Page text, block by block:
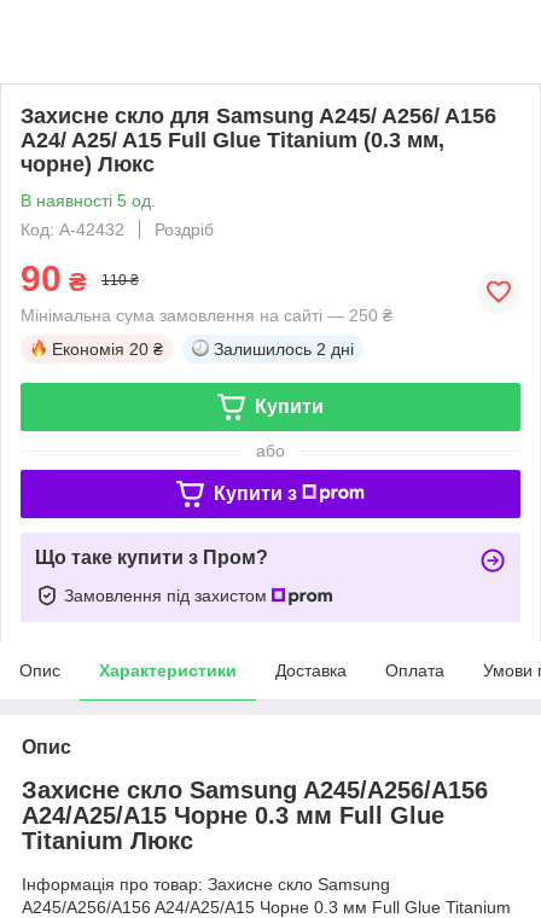
Захисне скло для Samsung A245/ A256/ A156
A24/ A25/ A15 Full Glue Titanium (0.3 мм,
чорне) Люкс
В наявності 5 од.
Код: A-42432
Роздріб
90 ₴ 110 ₴
Мінімальна сума замовлення на сайті — 250 ₴
Економія 20 ₴ Залишилось 2 дні
Купити
або
Купити з
Що таке купити з Пром?
Замовлення під захистом
Опис Характеристики Доставка Оплата Умови
Опис
Захисне скло Samsung A245/A256/A156
A24/A25/A15 Чорне 0.3 мм Full Glue
Titanium Люкс
Інформація про товар: Захисне скло Samsung
A245/A256/A156 A24/A25/A15 Чорне 0.3 мм Full Glue Titanium